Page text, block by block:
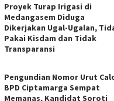
Proyek Turap Irigasi di
Medangasem Diduga
Dikerjakan Ugal-Ugalan,
Pakai Kisdam dan Tidak
Transparansi
Pengundian Nomor Urut
BPD Ciptamarga Sempat
Memanas, Kandidat Soroti